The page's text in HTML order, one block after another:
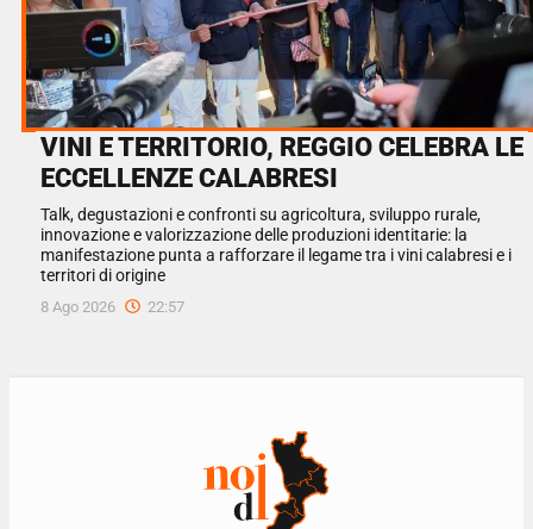
VINI E TERRITORIO, REGGIO CELEBRA LE
ECCELLENZE CALABRESI
Talk, degustazioni e confronti su agricoltura, sviluppo rurale,
innovazione e valorizzazione delle produzioni identitarie: la
manifestazione punta a rafforzare il legame tra i vini calabresi e i
territori di origine
8 Ago 2026 22:57